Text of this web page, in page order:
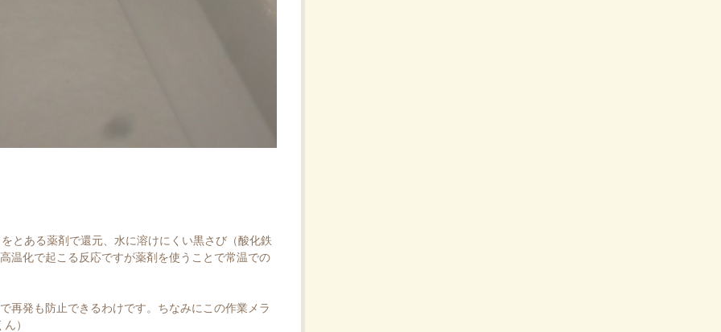
とある薬剤で還元、水に溶けにくい黒さび（酸化鉄
温化で起こる反応ですが薬剤を使うことで常温での
再発も防止できるわけです。ちなみにこの作業メラ
）